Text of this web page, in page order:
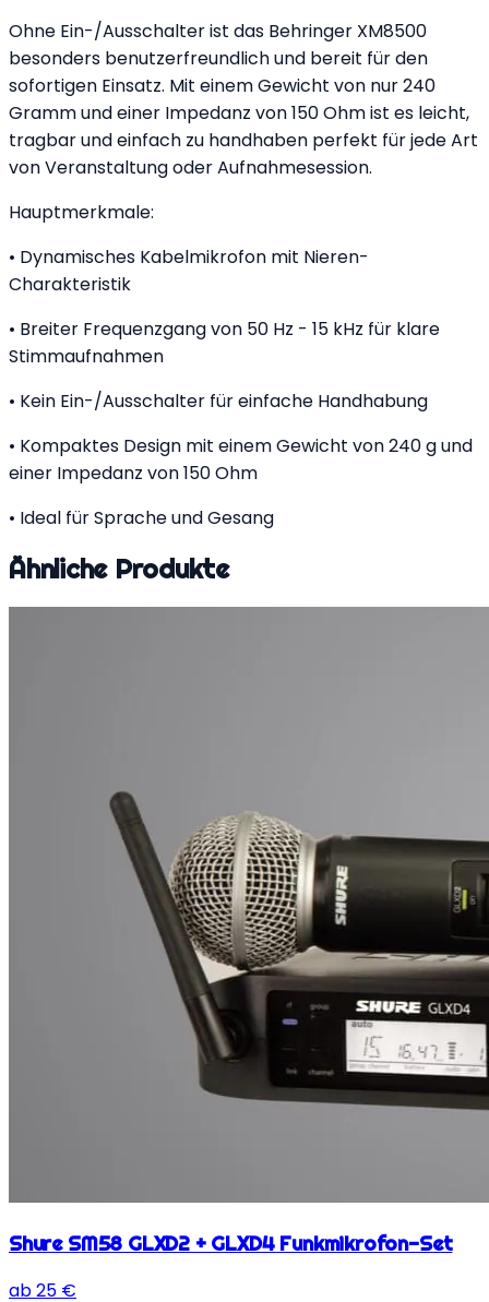
Ohne Ein-/Ausschalter ist das Behringer XM8500
besonders benutzerfreundlich und bereit für den
sofortigen Einsatz. Mit einem Gewicht von nur 240
Gramm und einer Impedanz von 150 Ohm ist es leicht,
tragbar und einfach zu handhaben perfekt für jede Art
von Veranstaltung oder Aufnahmesession.
Hauptmerkmale:
• Dynamisches Kabelmikrofon mit Nieren-
Charakteristik
• Breiter Frequenzgang von 50 Hz - 15 kHz für klare
Stimmaufnahmen
• Kein Ein-/Ausschalter für einfache Handhabung
• Kompaktes Design mit einem Gewicht von 240 g und
einer Impedanz von 150 Ohm
• Ideal für Sprache und Gesang
Ähnliche Produkte
Shure SM58 GLXD2 + GLXD4 Funkmikrofon-Set
ab25 €